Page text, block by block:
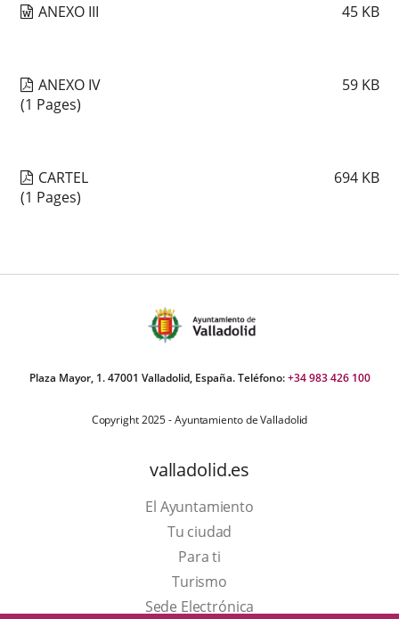
ANEXO III 45 KB
ANEXO IV 59 KB
(1 Pages)
CARTEL 694 KB
(1 Pages)
Plaza Mayor, 1. 47001 Valladolid, España. Teléfono:+34 983 426 100
Copyright 2025 - Ayuntamiento de Valladolid
valladolid.es
El Ayuntamiento
Tu ciudad
Para ti
TurismoEste
enlace
Sede Electrónica